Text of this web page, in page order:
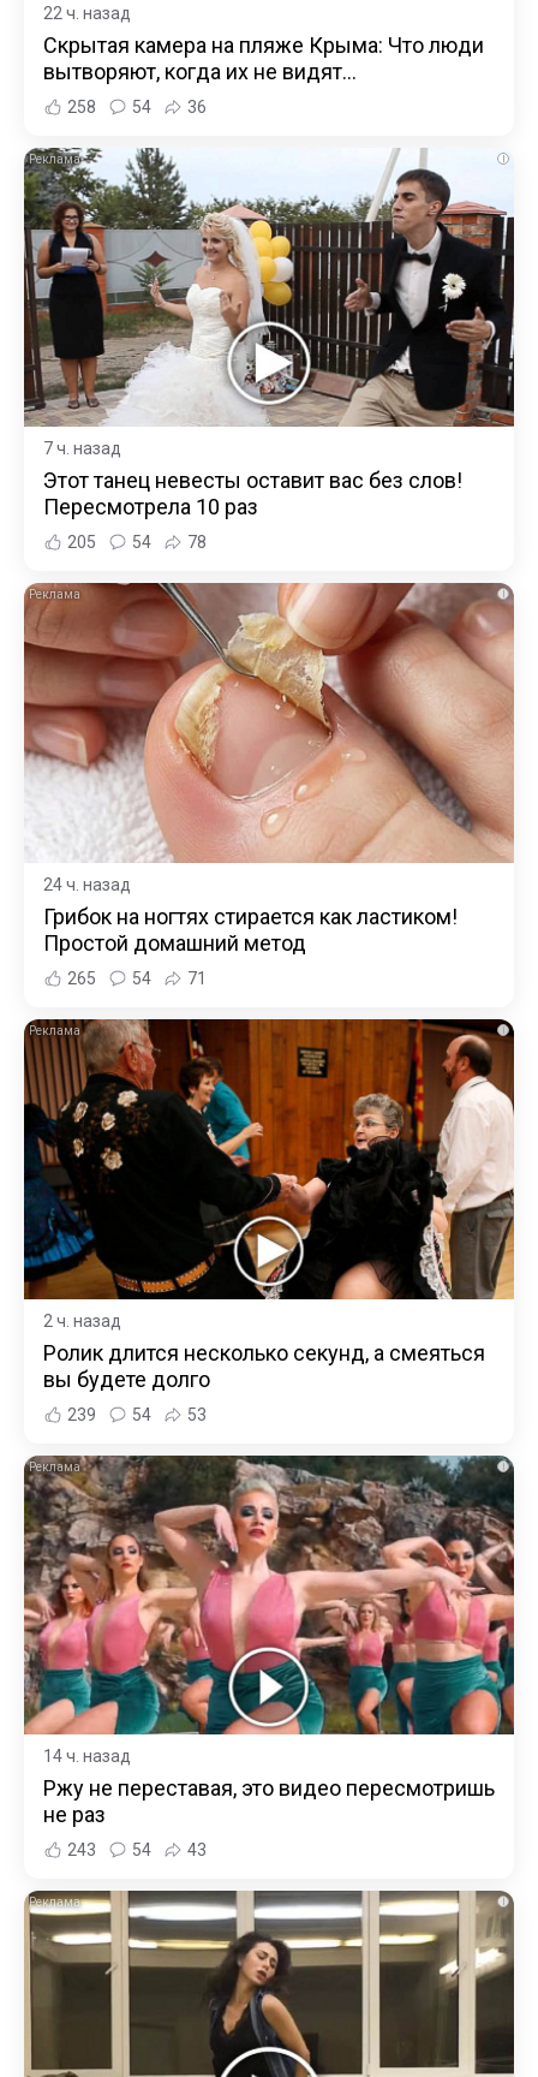
22 ч. назад
Скрытая камера на пляже Крыма: Что люди
вытворяют, когда их не видят...
258 54 36
i
7 ч. назад
Этот танец невесты оставит вас без слов!
Пересмотрела 10 раз
205 54 78
i
24 ч. назад
Грибок на ногтях стирается как ластиком!
Простой домашний метод
265 54 71
i
2 ч. назад
Ролик длится несколько секунд, а смеяться
вы будете долго
239 54 53
i
14 ч. назад
Ржу не переставая, это видео пересмотришь
не раз
243 54 43
i